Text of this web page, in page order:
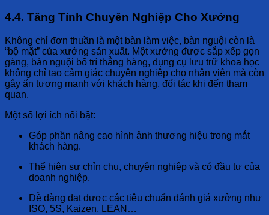
4.4. Tăng Tính Chuyên Nghiệp Cho Xưởng
Không chỉ đơn thuần là một bàn làm việc, bàn nguội còn là
“bộ mặt” của xưởng sản xuất. Một xưởng được sắp xếp gọn
gàng, bàn nguội bố trí thẳng hàng, dụng cụ lưu trữ khoa học
không chỉ tạo cảm giác chuyên nghiệp cho nhân viên mà còn
gây ấn tượng mạnh với khách hàng, đối tác khi đến tham
quan.
Một số lợi ích nổi bật:
Góp phần nâng cao hình ảnh thương hiệu trong mắt
khách hàng.
Thể hiện sự chỉn chu, chuyên nghiệp và có đầu tư của
doanh nghiệp.
Dễ dàng đạt được các tiêu chuẩn đánh giá xưởng như
ISO, 5S, Kaizen, LEAN…